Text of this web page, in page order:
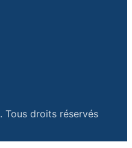
. Tous droits réservés